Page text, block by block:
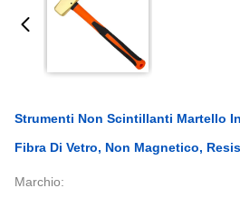
Strumenti Non Scintillanti Martello
Fibra Di Vetro, Non Magnetico,
Marchio: